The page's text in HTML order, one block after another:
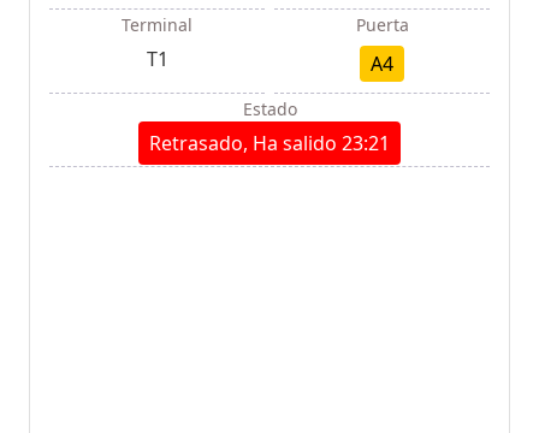
Terminal
T1
Puerta
A4
Estado
Retrasado, Ha salido 23:21